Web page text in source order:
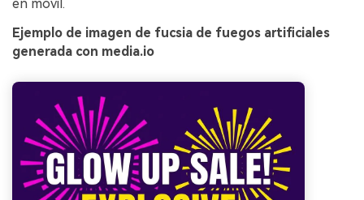
en móvil.
Ejemplo de imagen de fucsia de fuegos artificiales
generada con media.io